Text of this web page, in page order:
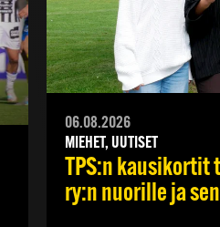
06.08.2026
MIEHET, UUTISET
TPS:n kausikortit
ry:n nuorille ja